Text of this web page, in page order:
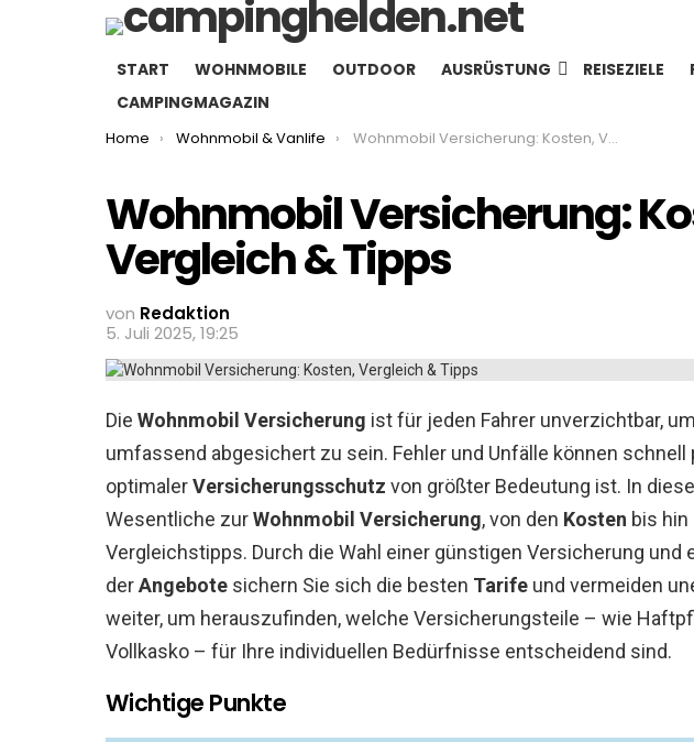
START WOHNMOBILE OUTDOOR AUSRÜSTUNG REISEZIELE
CAMPINGMAGAZIN
You are here:
Home Wohnmobil & Vanlife Wohnmobil Versicherung: Kosten, Vergleich & Tipps
Wohnmobil Versicherung:
Vergleich & Tipps
von Redaktion
5. Juli 2025, 19:25
Die Wohnmobil Versicherung ist für jeden Fahrer unverzichtbar,
umfassend abgesichert zu sein. Fehler und Unfälle können schnell
optimalerVersicherungsschutz von größter Bedeutung ist. In
Wesentliche zurWohnmobil Versicherung, von den Kosten bis
Vergleichstipps. Durch die Wahl einer günstigen Versicherung und
derAngebote sichern Sie sich die besten Tarife und vermeiden
weiter, um herauszufinden, welche Versicherungsteile – wie
Vollkasko – für Ihre individuellen Bedürfnisse entscheidend sind.
Wichtige Punkte